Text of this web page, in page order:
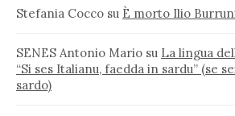
Stefania Cocco su È morto Ilio
SENES Antonio Mario su La lingua
“Si ses Italianu, faedda in sardu” (se
sardo)